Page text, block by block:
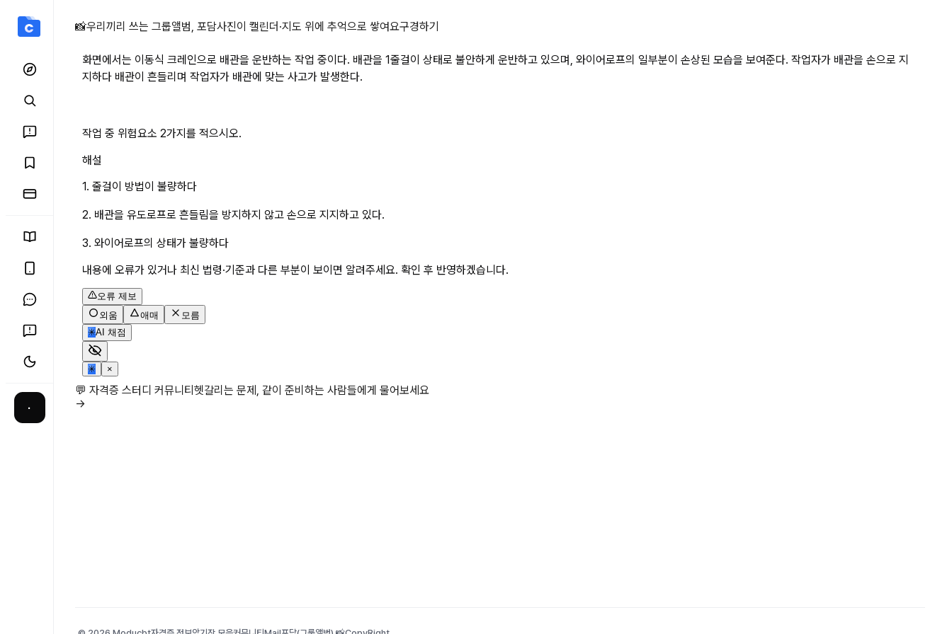
·
화면에서는 이동식 크레인으로 배관을 운반하는 작업 중이다. 배관을 1줄걸이 상태로 불 상세 페이지
📸우리끼리 쓰는 그룹앨범, 포담사진이 캘린더·지도 위에 추억으로 쌓여요구경하기
화면에서는 이동식 크레인으로 배관을 운반하는 작업 중이다. 배관을 1줄걸이 상태로 불안하게 운반하고 있으며, 와이어로프의 일부분이 손상된 모습을 보여준다. 작업자가 배관을 손으로 지
지하다 배관이 흔들리며 작업자가 배관에 맞는 사고가 발생한다.
작업 중 위험요소 2가지를 적으시오.
해설
1. 줄걸이 방법이 불량하다
2. 배관을 유도로프로 흔들림을 방지하지 않고 손으로 지지하고 있다.
3. 와이어로프의 상태가 불량하다
내용에 오류가 있거나 최신 법령·기준과 다른 부분이 보이면 알려주세요. 확인 후 반영하겠습니다.
오류 제보
외움
애매
모름
✳AI 채점
✳ ×
💬 자격증 스터디 커뮤니티헷갈리는 문제, 같이 준비하는 사람들에게 물어보세요
→